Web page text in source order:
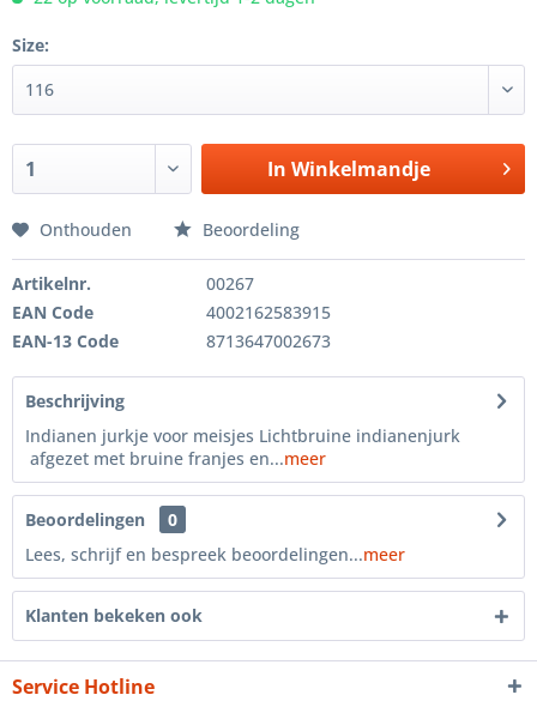
Size:
In Winkelmandje
Onthouden Beoordeling
Artikelnr.
00267
EAN Code
4002162583915
EAN-13 Code
8713647002673
Beschrijving
Indianen jurkje voor meisjes Lichtbruine indianenjurk
afgezet met bruine franjes en...meer
Beoordelingen
0
Lees, schrijf en bespreek beoordelingen...meer
Klanten bekeken ook
Service Hotline